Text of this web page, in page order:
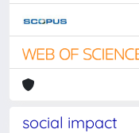
social impact